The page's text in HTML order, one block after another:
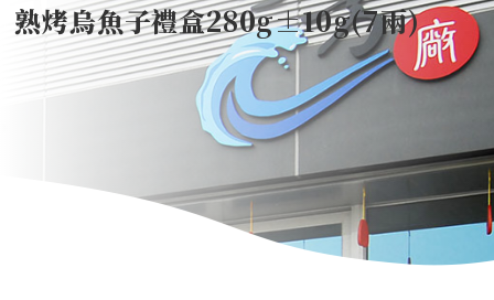
熟烤烏魚子禮盒280g±10g(7兩)